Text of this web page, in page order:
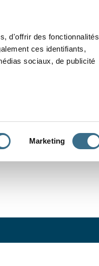
d'offrir des fonctionnalités
ces identifiants,
sociaux, de publicité
Marketing